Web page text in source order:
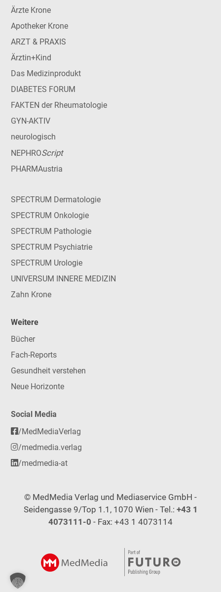
Ärzte Krone
Apotheker Krone
ARZT & PRAXIS
Ärztin+Kind
Das Medizinprodukt
DIABETES FORUM
FAKTEN der Rheumatologie
GYN-AKTIV
neurologisch
NEPHROScript
PHARMAustria
SPECTRUM Dermatologie
SPECTRUM Onkologie
SPECTRUM Pathologie
SPECTRUM Psychiatrie
SPECTRUM Urologie
UNIVERSUM INNERE MEDIZIN
Zahn Krone
Weitere
Bücher
Fach-Reports
Gesundheit verstehen
Neue Horizonte
Social Media
/MedMediaVerlag
/medmedia.verlag
/medmedia-at
© MedMedia Verlag und Mediaservice GmbH -
Seidengasse 9/Top 1.1, 1070 Wien - Tel.: +43 1
4073111-0 - Fax: +43 1 4073114